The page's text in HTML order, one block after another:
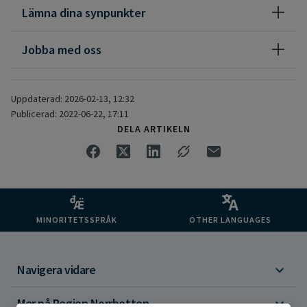
Så säger lagen
Hälso- och sjukvårdslagen samt Patientsäkerhetslagen. I
Hälso- och sjukvårdslagen (1982:763) fastställs att målet för
hälso- och sjukvården är en god hälsa och en vård på lika
villkor för hela befolkningen.
Lämna dina synpunkter
Jobba med oss
Uppdaterad: 2026-02-13, 12:32
Publicerad: 2022-06-22, 17:11
DELA ARTIKELN
MINORITETSSPRÅK OTHER LANGUAGES
Navigera vidare
Mer på Region Norrbotten